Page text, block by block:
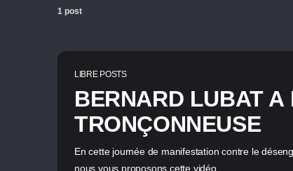
1 post
LIBRE POSTS
BERNARD LUBAT A
TRONÇONNEUSE
En cette journée de manifestation contre le
nous vous proposons cette vidéo…